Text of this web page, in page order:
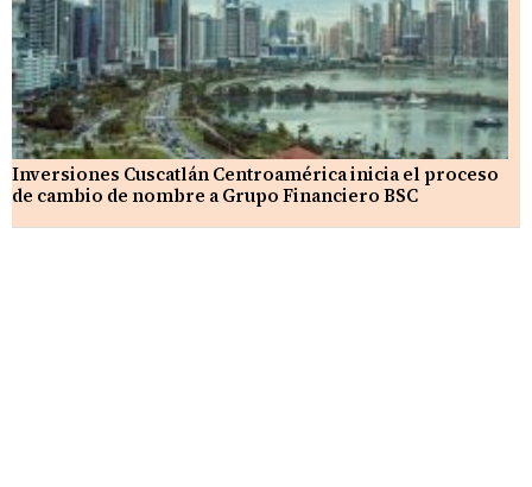
Inversiones Cuscatlán Centroamérica inicia el proceso
de cambio de nombre a Grupo Financiero BSC